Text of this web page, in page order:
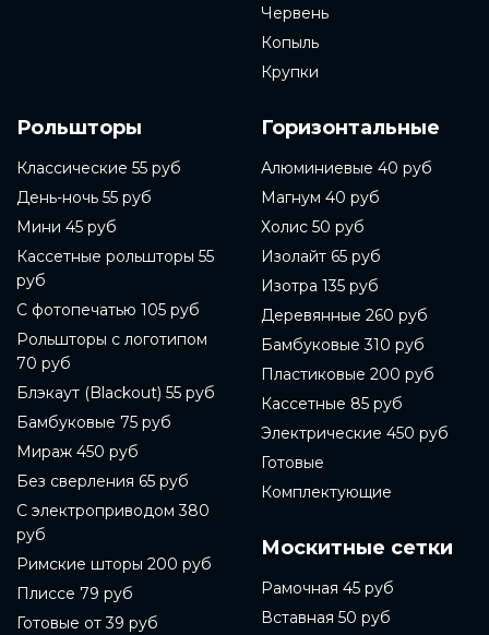
Червень
Копыль
Крупки
Рольшторы
Классические 55 руб
День-ночь 55 руб
Мини 45 руб
Кассетные рольшторы 55
руб
С фотопечатью 105 руб
Рольшторы с логотипом
70 руб
Блэкаут (Blackout) 55 руб
Бамбуковые 75 руб
Мираж 450 руб
Без сверления 65 руб
С электроприводом 380
руб
Римские шторы 200 руб
Плиссе 79 руб
Готовые от 39 руб
Горизонтальные
Алюминиевые 40 руб
Магнум 40 руб
Холис 50 руб
Изолайт 65 руб
Изотра 135 руб
Деревянные 260 руб
Бамбуковые 310 руб
Пластиковые 200 руб
Кассетные 85 руб
Электрические 450 руб
Готовые
Комплектующие
Москитные сетки
Рамочная 45 руб
Вставная 50 руб